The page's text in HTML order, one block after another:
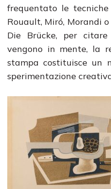
frequentato le tecniche
Rouault, Miró, Morandi
Die Brücke, per
vengono in mente, la
stampa costituisce un
sperimentazione